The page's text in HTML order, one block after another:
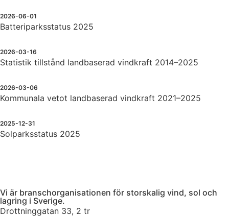
2026-06-01
Batteriparksstatus 2025
2026-03-16
Statistik tillstånd landbaserad vindkraft 2014–2025
2026-03-06
Kommunala vetot landbaserad vindkraft 2021–2025
2025-12-31
Solparksstatus 2025
Vi är branschorganisationen för storskalig vind, sol och
lagring i Sverige.
Drottninggatan 33, 2 tr